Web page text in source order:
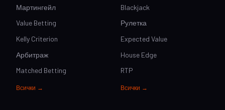
Мартингейл
Value Betting
Kelly Criterion
Арбитраж
Matched Betting
Всички →
Blackjack
Рулетка
Expected Value
House Edge
RTP
Всички →